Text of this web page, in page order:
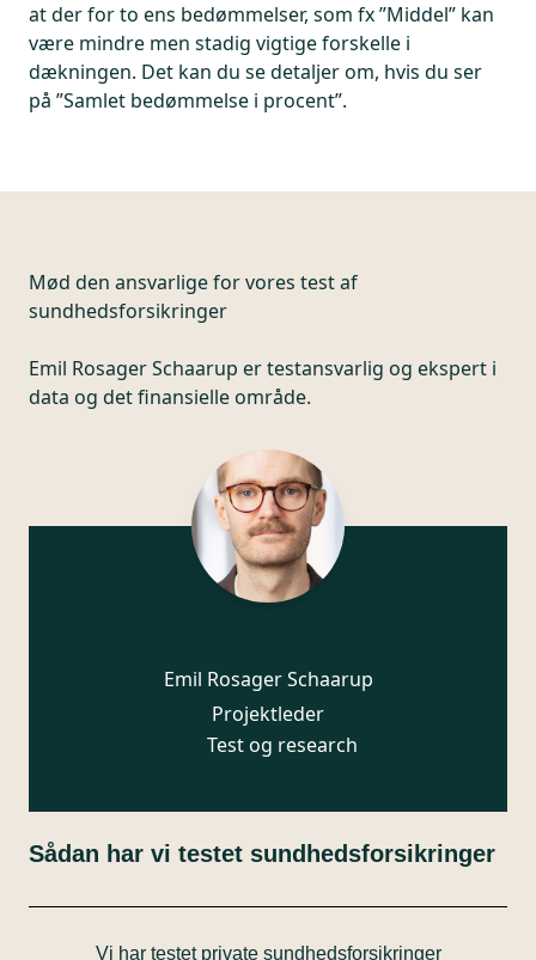
at der for to ens bedømmelser, som fx ”Middel” kan
være mindre men stadig vigtige forskelle i
dækningen. Det kan du se detaljer om, hvis du ser
på ”Samlet bedømmelse i procent”.
Mød den ansvarlige for vores test af
sundhedsforsikringer
Emil Rosager Schaarup er testansvarlig og ekspert i
data og det finansielle område.
Emil Rosager Schaarup
Projektleder
Test og research
Sådan har vi testet sundhedsforsikringer
Vi har testet private sundhedsforsikringer